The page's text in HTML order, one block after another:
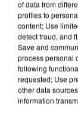
INCENDIES :
DE
of data from
profiles to
content; Use
detect fraud, and
Save and
process personal
following
requested; Use
other data
information